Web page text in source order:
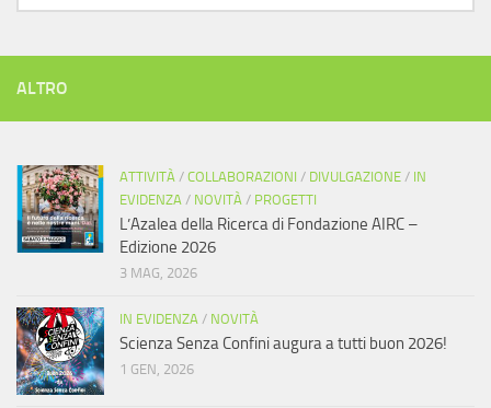
ALTRO
ATTIVITÀ / COLLABORAZIONI / DIVULGAZIONE / IN
EVIDENZA / NOVITÀ / PROGETTI
L’Azalea della Ricerca di Fondazione AIRC –
Edizione 2026
3 MAG, 2026
IN EVIDENZA / NOVITÀ
Scienza Senza Confini augura a tutti buon 2026!
1 GEN, 2026